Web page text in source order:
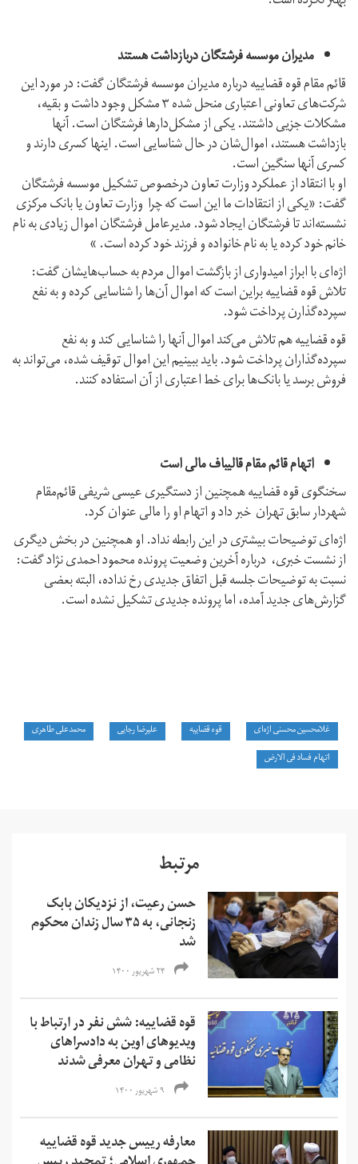
مدیران موسسه فرشتگان دربازداشت هستند
قائم مقام قوه قضاییه درباره مدیران موسسه فرشتگان گفت: در مورد این
شرکت‌های تعاونی اعتباری منحل شده ۳ مشکل وجود داشت و بقیه،
مشکلات جزیی داشتند. یکی از مشکل‌دارها فرشتگان است. آنها
بازداشت هستند، اموال‌شان در حال شناسایی است. اینها کسری دارند و
کسری آنها سنگین است.
او با انتقاد از عملکرد وزارت تعاون درخصوص تشکیل موسسه فرشتگان
گفت: «یکی از انتقادات ما این است که چرا وزارت تعاون یا بانک مرکزی
نشسته‌اند تا فرشتگان ایجاد شود. مدیرعامل فرشتگان اموال زیادی به نام
خانم خود کرده یا به نام خانواده و فرزند خود کرده است. »
اژه‌ای با ابراز امیدواری از بازگشت اموال مردم به حساب‌هایشان گفت:
تلاش قوه قضاییه براین است که اموال آن‌ها را شناسایی کرده و به نفع
سپرده‌گذارن پرداخت شود.
قوه قضاییه هم تلاش می‌کند اموال آنها را شناسایی کند و به نفع
سپرده‌گذاران پرداخت شود. باید ببینیم این اموال توقیف شده، می‌تواند به
فروش برسد یا بانک‌ها برای خط اعتباری از آن استفاده کنند.
اتهام قائم مقام قالیباف مالی است
سخنگوی قوه قضاییه همچنین از دستگیری عیسی شریفی قائم‌مقام
شهردار سابق تهران خبر داد و اتهام او را مالی عنوان کرد.
اژه‌ای توضیحات بیشتری در این رابطه نداد. او همچنین در بخش دیگری
از نشست خبری، درباره آخرین وضعیت پرونده محمود احمدی نژاد گفت:‌
نسبت به توضیحات جلسه قبل اتفاق جدیدی رخ نداده، البته بعضی
گزارش‌های جدید آمده، اما پرونده جدیدی تشکیل نشده است.
غلامحسین محسنی اژه‌ای قوه قضاییه علیرضا رجایی
محمدعلی طاهری
اتهام فساد فی الارض
مرتبط
حسن رعیت، از نزدیکان بابک
زنجانی، به ۳۵ سال زندان محکوم
شد
۲۴ شهریور ۱۴۰۰
قوه قضاییه: شش نفر در ارتباط با
ویدیوهای اوین به دادسرا‌های
نظامی و تهران معرفی شدند
۹ شهریور ۱۴۰۰
معارفه رییس جدید قوه قضاییه